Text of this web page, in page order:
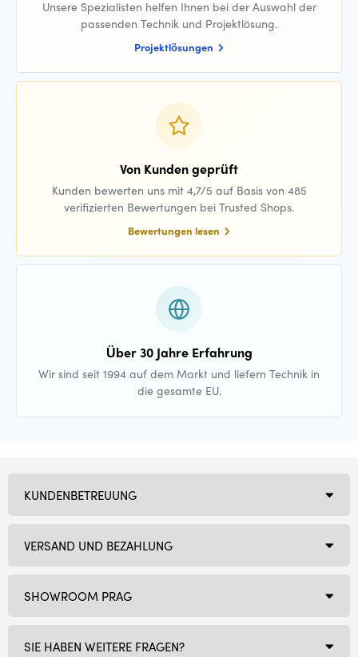
Unsere Spezialisten helfen Ihnen bei der Auswahl der
passenden Technik und Projektlösung.
Projektlösungen
Von Kunden geprüft
Kunden bewerten uns mit 4,7/5 auf Basis von 485
verifizierten Bewertungen bei Trusted Shops.
Bewertungen lesen
Über 30 Jahre Erfahrung
Wir sind seit 1994 auf dem Markt und liefern Technik in
die gesamte EU.
SHOWROOM PRAG
SIE HABEN WEITERE FRAGEN?
KUNDENBETREUUNG
VERSAND UND BEZAHLUNG